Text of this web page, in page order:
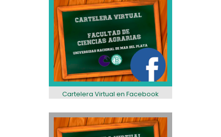
Cartelera Virtual en Facebook